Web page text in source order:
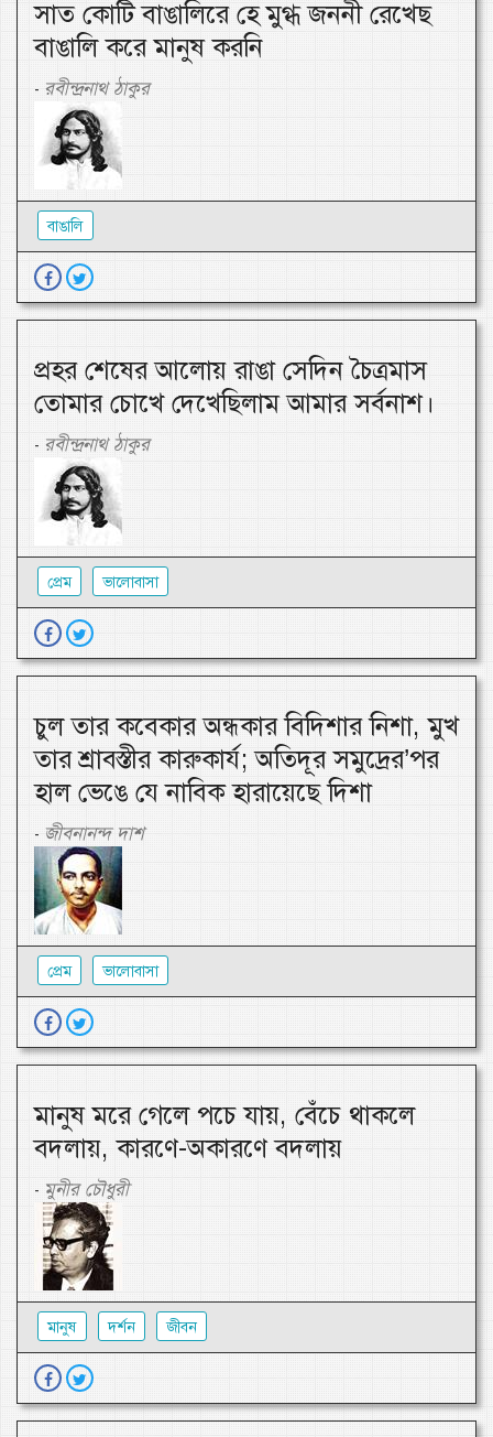
সাত কোটি বাঙালিরে হে মুগ্ধ জননী রেখেছ
বাঙালি করে মানুষ করনি
- রবীন্দ্রনাথ ঠাকুর
বাঙালি
প্রহর শেষের আলোয় রাঙা সেদিন চৈত্রমাস
তোমার চোখে দেখেছিলাম আমার সর্বনাশ।
- রবীন্দ্রনাথ ঠাকুর
প্রেম ভালোবাসা
চুল তার কবেকার অন্ধকার বিদিশার নিশা, মুখ
তার শ্রাবস্তীর কারুকার্য; অতিদূর সমুদ্রের’পর
হাল ভেঙে যে নাবিক হারায়েছে দিশা
- জীবনানন্দ দাশ
প্রেম ভালোবাসা
মানুষ মরে গেলে পচে যায়, বেঁচে থাকলে
বদলায়, কারণে-অকারণে বদলায়
- মুনীর চৌধুরী
মানুষ দর্শন জীবন